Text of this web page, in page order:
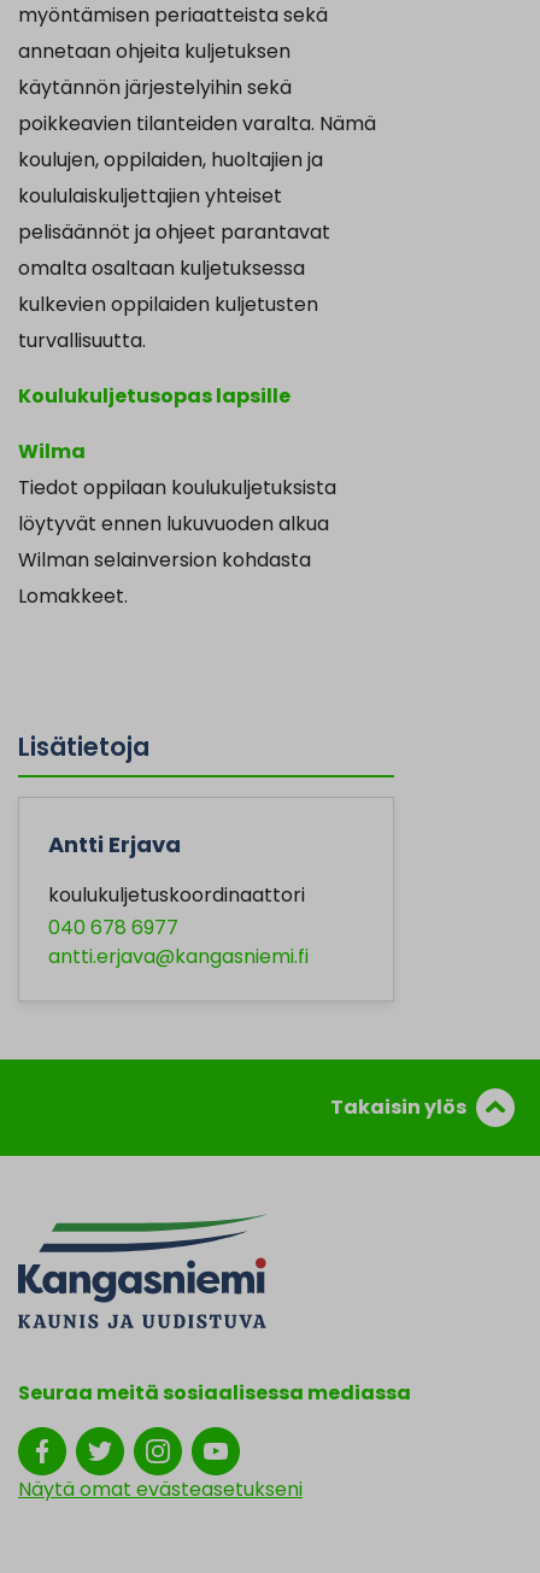
myöntämisen periaatteista sekä
annetaan ohjeita kuljetuksen
käytännön järjestelyihin sekä
poikkeavien tilanteiden varalta. Nämä
koulujen, oppilaiden, huoltajien ja
koululaiskuljettajien yhteiset
pelisäännöt ja ohjeet parantavat
omalta osaltaan kuljetuksessa
kulkevien oppilaiden kuljetusten
turvallisuutta.
Koulukuljetusopas lapsille
Wilma
Tiedot oppilaan koulukuljetuksista
löytyvät ennen lukuvuoden alkua
Wilman selainversion kohdasta
Lomakkeet.
Lisätietoja
Antti Erjava
koulukuljetuskoordinaattori
040 678 6977
antti.erjava@kangasniemi.fi
Takaisin ylös
Seuraa meitä sosiaalisessa mediassa
Näytä omat evästeasetukseni